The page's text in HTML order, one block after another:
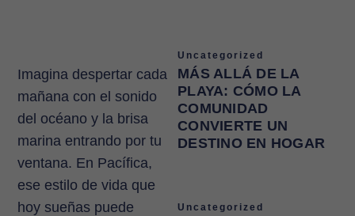
Imagina despertar cada
mañana con el sonido
del océano y la brisa
marina entrando por tu
ventana. En Pacífica,
ese estilo de vida que
hoy sueñas puede
Uncategorized
MÁS ALLÁ DE LA
PLAYA: CÓMO LA
COMUNIDAD
CONVIERTE UN
DESTINO EN HOGAR
Uncategorized